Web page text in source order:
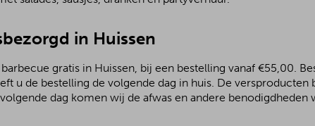
in Huissen
gratis in Huissen, bij een bestelling vanaf €55,00.
u de bestelling de volgende dag in huis. De
dag komen wij de afwas en andere benodigdheden